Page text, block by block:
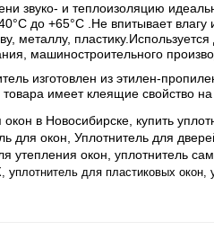
звуко- и теплоизоляцию
до +65°С .Не впитывает
металлу,
машиностроительного
изготовлен из этилен-
имеет клеящие свойство на
в Новосибирске, купить
для окон, Уплотнитель для
утепления окон, уплотнитель
уплотнитель для пластиковых окон,